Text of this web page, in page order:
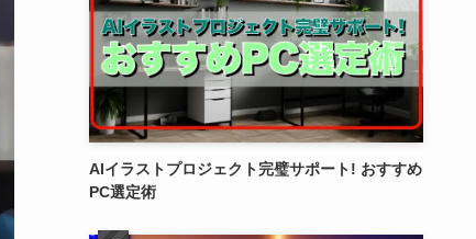
AIイラストプロジェクト完璧サポート! おすすめ
PC選定術